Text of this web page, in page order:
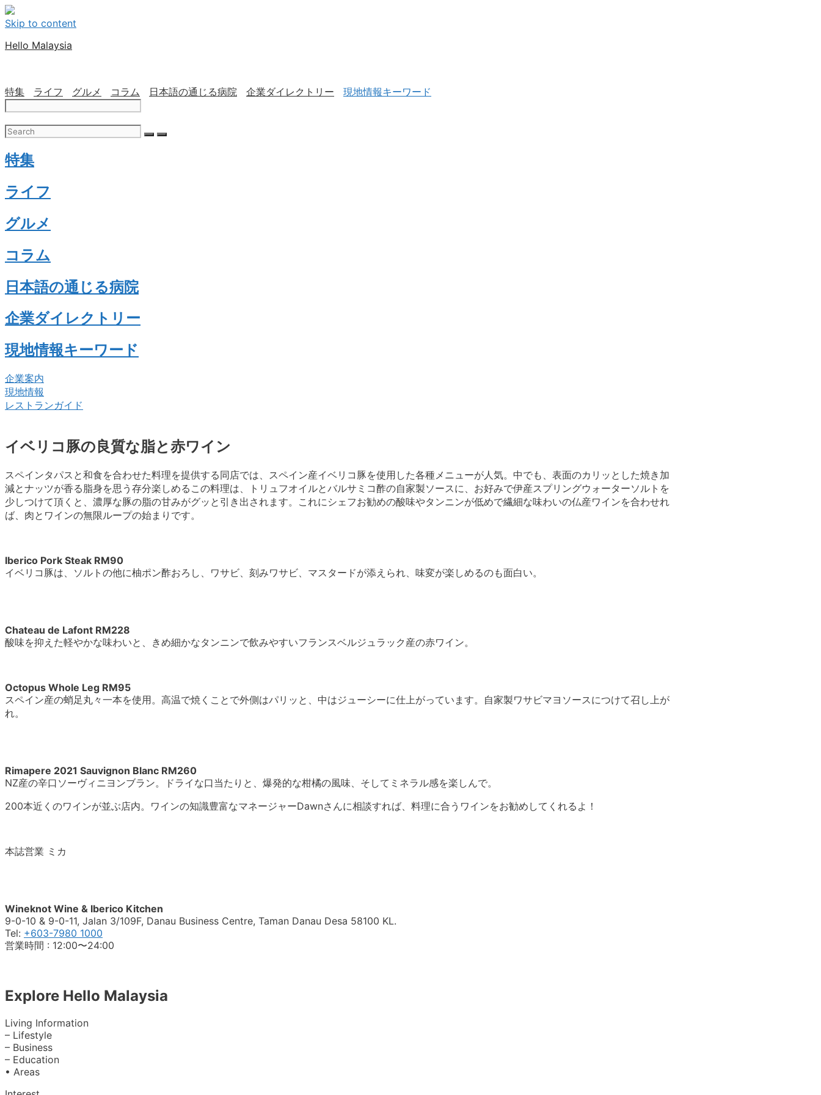
Skip to content
Hello Malaysia
特集 ライフ グルメ コラム 日本語の通じる病院 企業ダイレクトリー 現地情報キーワード
特集
ライフ
グルメ
コラム
日本語の通じる病院
企業ダイレクトリー
現地情報キーワード
企業案内
現地情報
レストランガイド
イベリコ豚の良質な脂と赤ワイン
スペインタパスと和食を合わせた料理を提供する同店では、スペイン産イベリコ豚を使用した各種メニューが人気。中でも、表面のカリッとした焼き加
減とナッツが香る脂身を思う存分楽しめるこの料理は、トリュフオイルとバルサミコ酢の自家製ソースに、お好みで伊産スプリングウォーターソルトを
少しつけて頂くと、濃厚な豚の脂の甘みがグッと引き出されます。これにシェフお勧めの酸味やタンニンが低めで繊細な味わいの仏産ワインを合わせれ
ば、肉とワインの無限ループの始まりです。
Iberico Pork Steak RM90
イベリコ豚は、ソルトの他に柚ポン酢おろし、ワサビ、刻みワサビ、マスタードが添えられ、味変が楽しめるのも面白い。
Chateau de Lafont RM228
酸味を抑えた軽やかな味わいと、きめ細かなタンニンで飲みやすいフランスベルジュラック産の赤ワイン。
Octopus Whole Leg RM95
スペイン産の蛸足丸々一本を使用。高温で焼くことで外側はパリッと、中はジューシーに仕上がっています。自家製ワサビマヨソースにつけて召し上が
れ。
Rimapere 2021 Sauvignon Blanc RM260
NZ産の辛口ソーヴィニヨンブラン。ドライな口当たりと、爆発的な柑橘の風味、そしてミネラル感を楽しんで。
200本近くのワインが並ぶ店内。ワインの知識豊富なマネージャーDawnさんに相談すれば、料理に合うワインをお勧めしてくれるよ！
本誌営業 ミカ
Wineknot Wine & Iberico Kitchen
9-0-10 & 9-0-11, Jalan 3/109F, Danau Business Centre, Taman Danau Desa 58100 KL.
Tel: +603-7980 1000
営業時間 : 12:00〜24:00
Explore Hello Malaysia
Living Information
– Lifestyle
– Business
– Education
• Areas